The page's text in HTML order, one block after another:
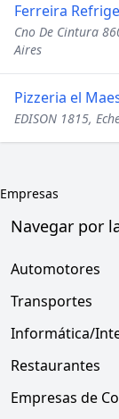
Ferreira
Cno De Cintura
Aires
Pizzeria el
EDISON 1815,
Empresas
Navegar por
Automotores
Transportes
Informática/
Restaurantes
Empresas de